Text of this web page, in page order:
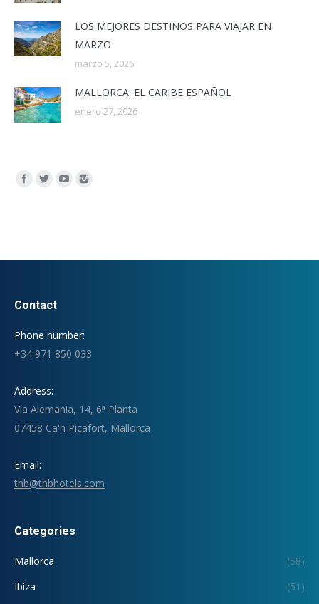
LOS MEJORES DESTINOS PARA VIAJAR EN
MARZO
marzo 5, 2026
MALLORCA: EL CARIBE ESPAÑOL
enero 27, 2026
Encuéntranos en:
Contact
Phone number:
+34 971 850 033
Address:
Via Alemania, 14, 6ª Planta
07458 Ca'n Picafort, Mallorca
Email:
thb@thbhotels.com
Categories
Mallorca
(58)
Ibiza
(51)